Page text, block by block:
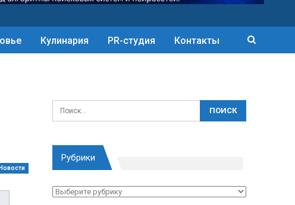
Кулинария PR-студия Контакты
Новости
Рубрики
Рубрики